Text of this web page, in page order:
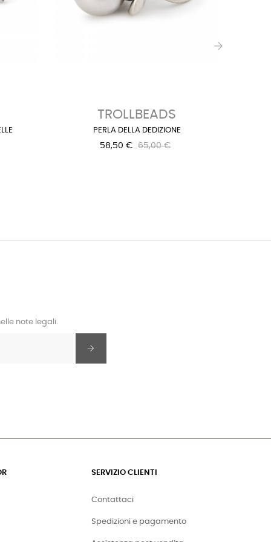
TROLLBEADS
PERLA DELLA DEDIZIONE
58,50 € 65,00 €
note legali.
SERVIZIO CLIENTI
Contattaci
Spedizioni e pagamento